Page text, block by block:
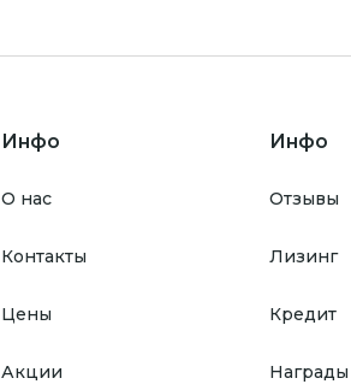
Инфо
О нас
Контакты
Цены
Акции
Инфо
Отзывы
Лизинг
Кредит
Награды